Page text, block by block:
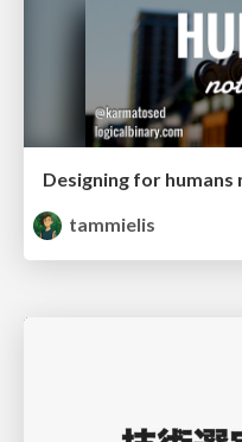
Designing for
tammielis